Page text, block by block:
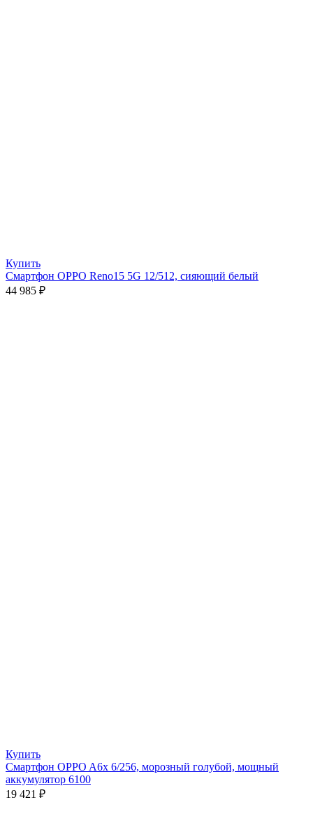
Купить
Смартфон OPPO Reno15 5G 12/512, сияющий белый
44 985 ₽
Купить
Смартфон OPPO A6x 6/256, морозный голубой, мощный
аккумулятор 6100
19 421 ₽